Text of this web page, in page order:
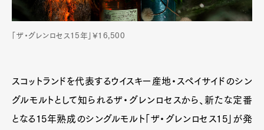
「ザ・グレンロセス15年」¥16,500
スコットランドを代表するウイスキー産地・スペイサイドのシン
グルモルトとして知られるザ・グレンロセスから、新たな定番
となる15年熟成のシングルモルト「ザ・グレンロセス15」が発